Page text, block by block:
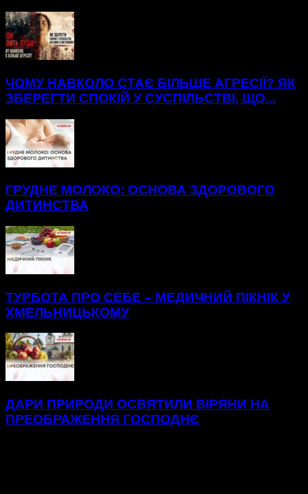
ЧОМУ НАВКОЛО СТАЄ БІЛЬШЕ АГРЕСІЇ? ЯК
ЗБЕРЕГТИ СПОКІЙ У СУСПІЛЬСТВІ, ЩО...
ГРУДНЕ МОЛОКО: ОСНОВА ЗДОРОВОГО
ДИТИНСТВА
ТУРБОТА ПРО СЕБЕ – МЕДИЧНИЙ ПІКНІК У
ХМЕЛЬНИЦЬКОМУ
ДАРИ ПРИРОДИ ОСВЯТИЛИ ВІРЯНИ НА
ПРЕОБРАЖЕННЯ ГОСПОДНЄ